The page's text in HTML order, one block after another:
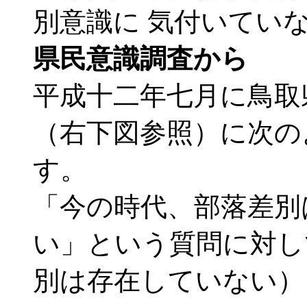
別意識に 気付いてい
県民意識調査から
平成十二年七月に鳥
（右下図参照）に次
す。
「今の時代、部落差
い」という質問に対
別は存在していない